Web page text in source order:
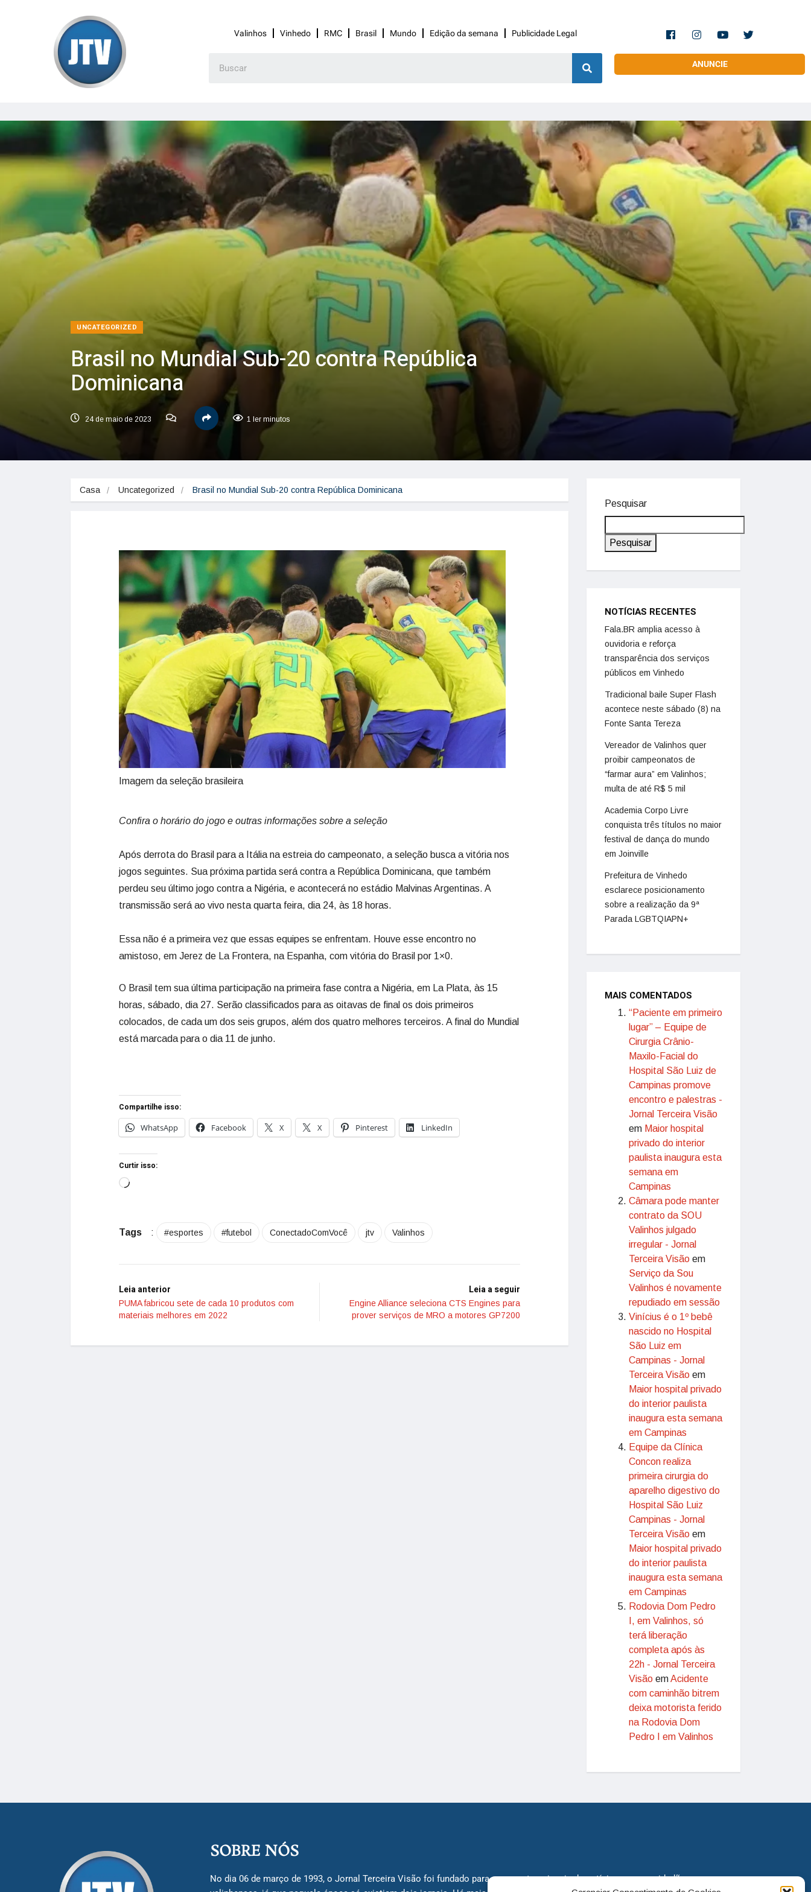
Valinhos Vinhedo RMC Brasil Mundo Edição da semana Publicidade Legal
ANUNCIE
UNCATEGORIZED
Brasil no Mundial Sub-20 contra República
Dominicana
24 de maio de 2023 1 ler minutos
Casa Uncategorized Brasil no Mundial Sub-20 contra República Dominicana
Imagem da seleção brasileira
Confira o horário do jogo e outras informações sobre a seleção
Após derrota do Brasil para a Itália na estreia do campeonato, a seleção busca a vitória nos
jogos seguintes. Sua próxima partida será contra a República Dominicana, que também
perdeu seu último jogo contra a Nigéria, e acontecerá no estádio Malvinas Argentinas. A
transmissão será ao vivo nesta quarta feira, dia 24, às 18 horas.
Essa não é a primeira vez que essas equipes se enfrentam. Houve esse encontro no
amistoso, em Jerez de La Frontera, na Espanha, com vitória do Brasil por 1×0.
O Brasil tem sua última participação na primeira fase contra a Nigéria, em La Plata, às 15
horas, sábado, dia 27. Serão classificados para as oitavas de final os dois primeiros
colocados, de cada um dos seis grupos, além dos quatro melhores terceiros. A final do Mundial
está marcada para o dia 11 de junho.
Compartilhe isso:
WhatsApp
Facebook X X Pinterest LinkedIn
Curtir isso:
Tags : #esportes #futebol ConectadoComVocê jtv Valinhos
Leia anterior
PUMA fabricou sete de cada 10 produtos com
materiais melhores em 2022
Leia a seguir
Engine Alliance seleciona CTS Engines para
prover serviços de MRO a motores GP7200
Pesquisar
Pesquisar
NOTÍCIAS RECENTES
Fala.BR amplia acesso à
ouvidoria e reforça
transparência dos serviços
públicos em Vinhedo
Tradicional baile Super Flash
acontece neste sábado (8) na
Fonte Santa Tereza
Vereador de Valinhos quer
proibir campeonatos de
“farmar aura” em Valinhos;
multa de até R$ 5 mil
Academia Corpo Livre
conquista três títulos no maior
festival de dança do mundo
em Joinville
Prefeitura de Vinhedo
esclarece posicionamento
sobre a realização da 9ª
Parada LGBTQIAPN+
MAIS COMENTADOS
“Paciente em primeiro
lugar” – Equipe de
Cirurgia Crânio-
Maxilo-Facial do
Hospital São Luiz de
Campinas promove
encontro e palestras -
Jornal Terceira Visão
em Maior hospital
privado do interior
paulista inaugura esta
semana em
Campinas
Câmara pode manter
contrato da SOU
Valinhos julgado
irregular - Jornal
Terceira Visão em
Serviço da Sou
Valinhos é novamente
repudiado em sessão
Vinícius é o 1º bebê
nascido no Hospital
São Luiz em
Campinas - Jornal
Terceira Visão em
Maior hospital privado
do interior paulista
inaugura esta semana
em Campinas
Equipe da Clínica
Concon realiza
primeira cirurgia do
aparelho digestivo do
Hospital São Luiz
Campinas - Jornal
Terceira Visão em
Maior hospital privado
do interior paulista
inaugura esta semana
em Campinas
Rodovia Dom Pedro
I, em Valinhos, só
terá liberação
completa após às
22h - Jornal Terceira
Visão emAcidente
com caminhão bitrem
deixa motorista ferido
na Rodovia Dom
Pedro I em Valinhos
SOBRE NÓS
No dia 06 de março de 1993, o Jornal Terceira Visão foi fundado para ser uma terceira via de notícias para os cidadãos